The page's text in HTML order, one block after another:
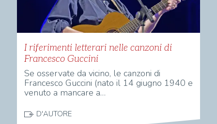
I riferimenti letterari nelle canzoni di
Francesco Guccini
Se osservate da vicino, le canzoni di
Francesco Guccini (nato il 14 giugno 1940 e
venuto a mancare a…
D'AUTORE